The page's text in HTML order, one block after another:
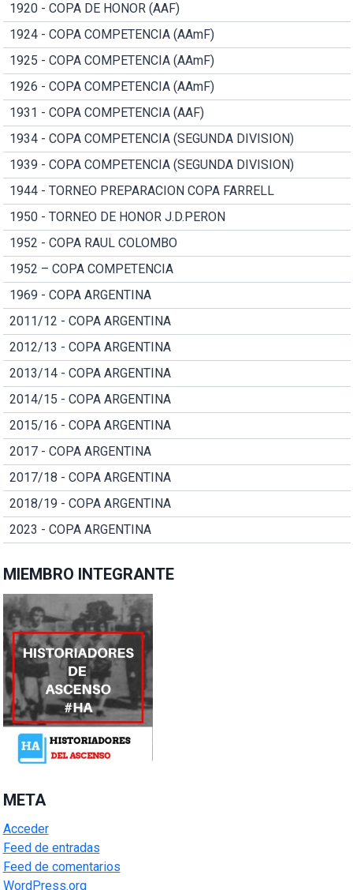
1920 - COPA DE HONOR (AAF)
1924 - COPA COMPETENCIA (AAmF)
1925 - COPA COMPETENCIA (AAmF)
1926 - COPA COMPETENCIA (AAmF)
1931 - COPA COMPETENCIA (AAF)
1934 - COPA COMPETENCIA (SEGUNDA DIVISION)
1939 - COPA COMPETENCIA (SEGUNDA DIVISION)
1944 - TORNEO PREPARACION COPA FARRELL
1950 - TORNEO DE HONOR J.D.PERON
1952 - COPA RAUL COLOMBO
1952 – COPA COMPETENCIA
1969 - COPA ARGENTINA
2011/12 - COPA ARGENTINA
2012/13 - COPA ARGENTINA
2013/14 - COPA ARGENTINA
2014/15 - COPA ARGENTINA
2015/16 - COPA ARGENTINA
2017 - COPA ARGENTINA
2017/18 - COPA ARGENTINA
2018/19 - COPA ARGENTINA
2023 - COPA ARGENTINA
MIEMBRO INTEGRANTE
META
Acceder
Feed de entradas
Feed de comentarios
WordPress.org